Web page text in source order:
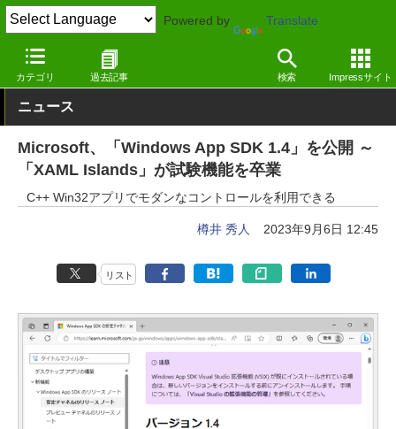
Powered by Translate
カテゴリ 過去記事 検索 Impressサイト
窓の杜 プログラミング Windows
ニュース
Microsoft、「Windows App SDK 1.4」を公開 ～
「XAML Islands」が試験機能を卒業
C++ Win32アプリでモダンなコントロールを利用できる
樽井 秀人 2023年9月6日 12:45
リスト